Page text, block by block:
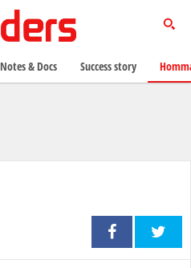
Notes & Docs Success story